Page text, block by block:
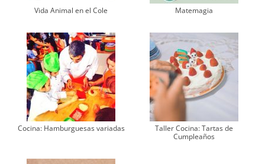
Vida Animal en el Cole Matemagia
Cocina: Hamburguesas variadas
Taller Cocina: Tartas de
Cumpleaños